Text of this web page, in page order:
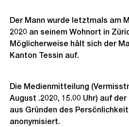
Der Mann wurde letztmals am
2020 an seinem Wohnort in
Möglicherweise hält sich der
Kanton Tessin auf.
Die Medienmitteilung
August .2020, 15.00 Uhr) auf
aus Gründen des
anonymisiert.